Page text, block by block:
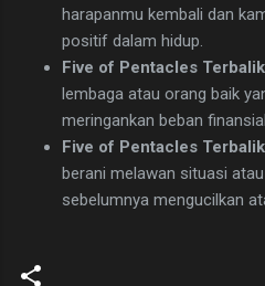
harapanmu kembali dan
positif dalam hidup.
Five of Pentacles
lembaga atau orang baik
meringankan beban finansial.
Five of Pentacles
berani melawan situasi
sebelumnya mengucilkan